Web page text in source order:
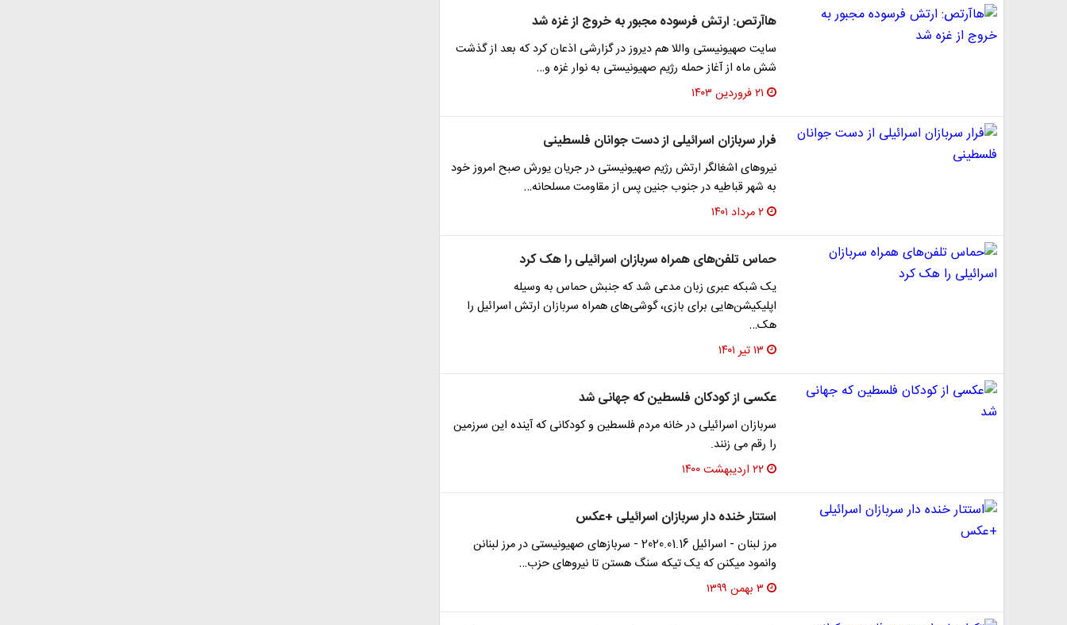
هاآرتص: ارتش فرسوده مجبور به خروج از غزه شد
سایت صهیونیستی واللا هم دیروز در گزارشی اذعان کرد که بعد از گذشت
شش ماه از آغاز حمله رژیم صهیونیستی به نوار غزه و…
۲۱ فروردین ۱۴۰۳
فرار سربازان اسرائیلی از دست جوانان فلسطینی
نیروهای اشغالگر ارتش رژیم صهیونیستی در جریان یورش صبح امروز خود
به شهر قباطیه در جنوب جنین پس از مقاومت مسلحانه…
۲ مرداد ۱۴۰۱
حماس تلفن‌های همراه سربازان اسرائیلی را هک کرد
یک شبکه عبری زبان مدعی شد که جنبش حماس به وسیله
اپلیکیشن‌هایی برای بازی، گوشی‌های همراه سربازان ارتش اسرائیل را
هک…
۱۳ تیر ۱۴۰۱
عکسی از کودکان فلسطین که جهانی شد
سربازان اسرائیلی در خانه مردم فلسطین و کودکانی که آینده این سرزمین
را رقم می زنند.
۲۲ اردیبهشت ۱۴۰۰
استتار خنده دار سربازان اسرائیلی +عکس
مرز لبنان - اسرائیل 2020.01.16 - سربازهای صهیونیستی در مرز لبنانن
وانمود میکنن که یک تیکه سنگ هستن تا نیروهای حزب…
۳ بهمن ۱۳۹۹